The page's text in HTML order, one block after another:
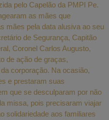
pelo Capelão da PMPI Pe.
as mães que
mães pela data alusiva ao seu
de Segurança, Capitão
Coronel Carlos Augusto,
de ação de graças,
corporação. Na ocasião,
e prestaram suas
que se desculparam por não
missa, pois precisaram viajar
solidariedade aos familiares